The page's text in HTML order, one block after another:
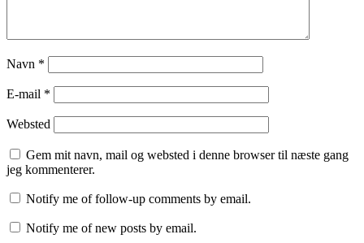
Navn *
E-mail *
Websted
Gem mit navn, mail og websted i denne browser til næste gang
jeg kommenterer.
Notify me of follow-up comments by email.
Notify me of new posts by email.